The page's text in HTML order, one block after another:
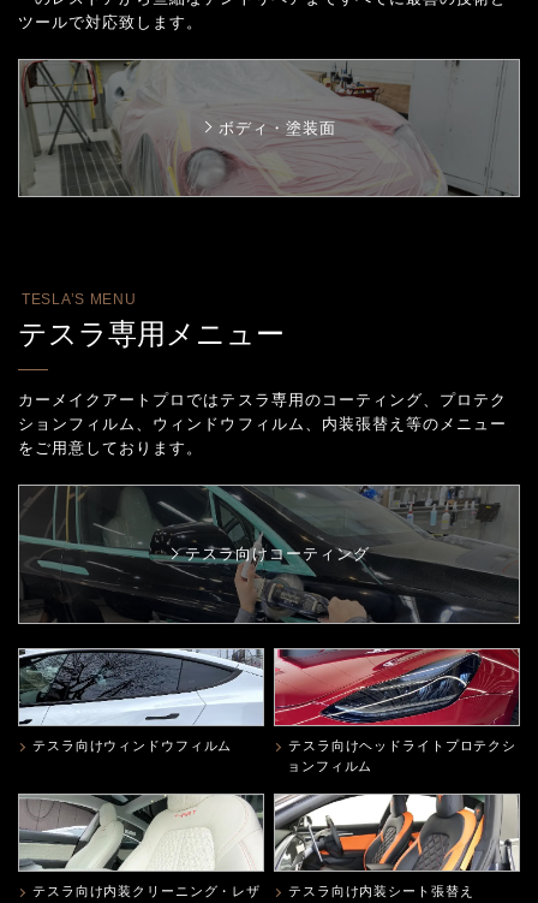
ツールで対応致します。
ボディ・塗装面
TESLA’S MENU
テスラ専用メニュー
カーメイクアートプロではテスラ専用のコーティング、プロテク
ションフィルム、 ウィンドウフィルム、内装張替え等のメニュー
をご用意しております。
テスラ向けコーティング
テスラ向けウィンドウフィルム
テスラ向けヘッドライトプロテクシ
ョンフィルム
テスラ向け内装クリーニング・レザ
テスラ向け内装シート張替え